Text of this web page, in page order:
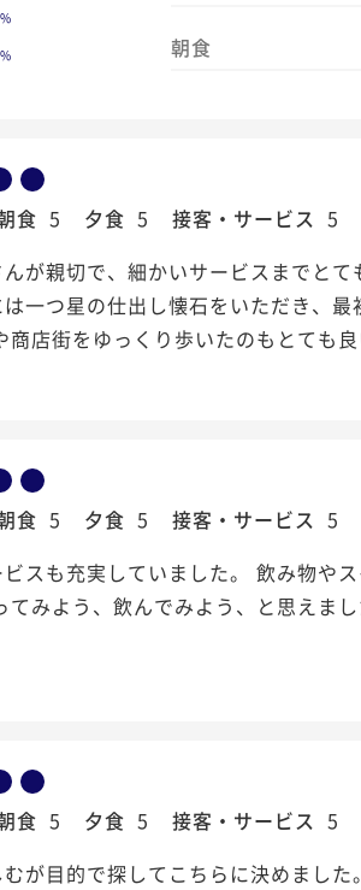
%
% 朝食
食 5 夕食 5 接客・サービス 5
が親切で、細かいサービスまでと
一つ星の仕出し懐石をいただき、
店街をゆっくり歩いたのもとても良
食 5 夕食 5 接客・サービス 5
スも充実していました。 飲み物や
みよう、飲んでみよう、と思えまし
食 5 夕食 5 接客・サービス 5
が目的で探してこちらに決めまし